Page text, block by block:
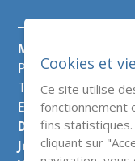
Mairie d'Argent
Place de l'hôtel de
Tél :02 48 81 50 60
E-mail :
Du lundi au
Jeudi de 9h à 12h
Cookies et
Ce site utilise
fonctionnement
fins statistiques.
cliquant sur